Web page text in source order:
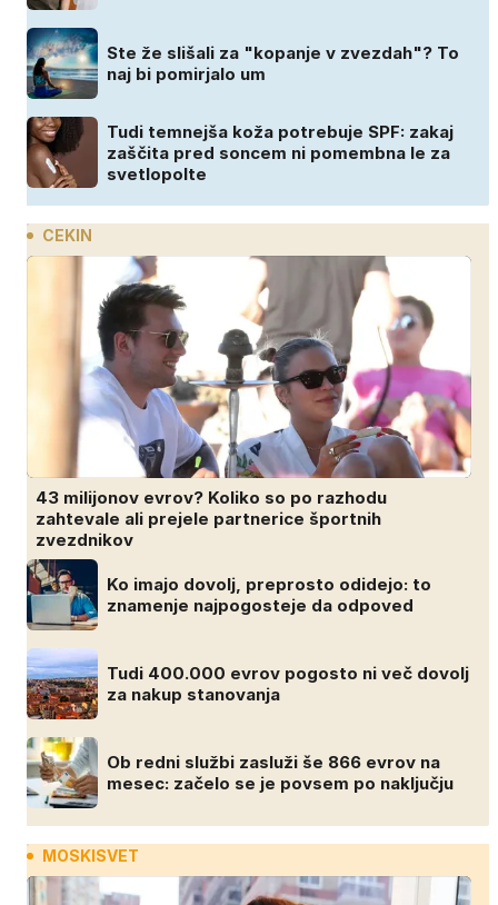
Ste že slišali za "kopanje v zvezdah"? To
naj bi pomirjalo um
Tudi temnejša koža potrebuje SPF: zakaj
zaščita pred soncem ni pomembna le za
svetlopolte
CEKIN
43 milijonov evrov? Koliko so po razhodu
zahtevale ali prejele partnerice športnih
zvezdnikov
Ko imajo dovolj, preprosto odidejo: to
znamenje najpogosteje da odpoved
Tudi 400.000 evrov pogosto ni več dovolj
za nakup stanovanja
Ob redni službi zasluži še 866 evrov na
mesec: začelo se je povsem po naključju
MOSKISVET